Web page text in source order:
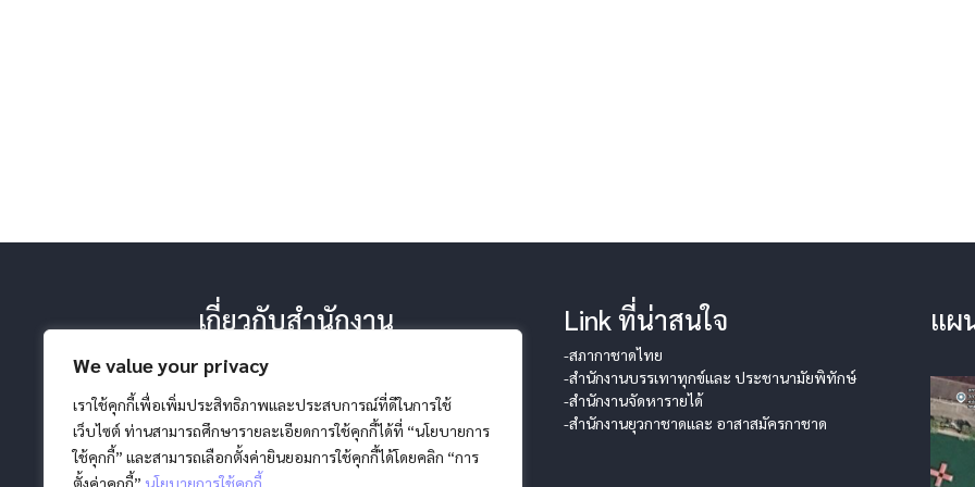
We value your privacy
เราใช้คุกกี้เพื่อเพิ่มประสิทธิภาพและประสบการณ์ที่ดีในการใช้
เว็บไซต์ ท่านสามารถศึกษารายละเอียดการใช้คุกกี้ได้ที่ “นโยบายการ
ใช้คุกกี้” และสามารถเลือกตั้งค่ายินยอมการใช้คุกกี้ได้โดยคลิก “การ
ตั้งค่าคุกกี้” นโยบายการใช้คุกกี้
เกี่ยวกับสำนักงาน
-โครงสร้างสำนักงาน
-วิสัยทัศน์ พันธกิจ
Link ที่น่าสนใจ
-สภากาชาดไทย
-สำนักงานบรรเทาทุกข์และ ประชานามัยพิทักษ์
-สำนักงานจัดหารายได้
-สำนักงานยุวกาชาดและ อาสาสมัครกาชาด
แผ